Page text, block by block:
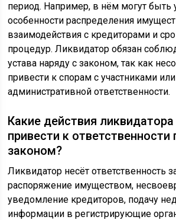
период. Например, в нём могут быть
особенности распределения
взаимодействия с кредиторами и
процедур. Ликвидатор обязан
устава наряду с законом, так как
привести к спорам с участниками
административной ответственности.
Какие действия
привести к ответственности
законом?
Ликвидатор несёт ответственность
распоряжение имуществом,
уведомление кредиторов, подачу
информации в регистрирующие